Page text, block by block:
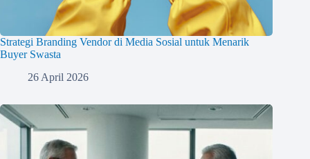
Strategi Branding Vendor di Media Sosial untuk Menarik
Buyer Swasta
26 April 2026